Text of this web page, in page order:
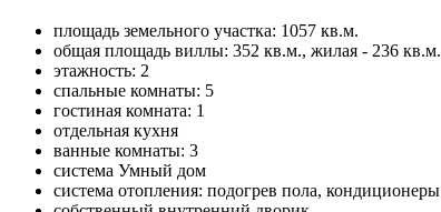
площадь земельного участка: 1057 кв.м.
общая площадь виллы: 352 кв.м., жилая - 236 кв.м.
этажность: 2
спальные комнаты: 5
гостиная комната: 1
отдельная кухня
ванные комнаты: 3
система Умный дом
система отопления: подогрев пола, кондиционеры